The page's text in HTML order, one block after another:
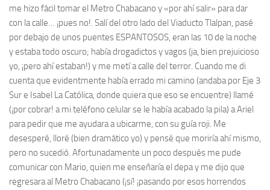
me hizo fácil tomar el Metro Chabacano y «por ahí salir» para dar
con la calle… ¡pues no!. Salí del otro lado del Viaducto Tlalpan, pasé
por debajo de unos puentes ESPANTOSOS, eran las 10 de la noche
y estaba todo oscuro; había drogadictos y vagos (ja, bien prejuicioso
yo, ¡pero ahí estaban!) y me metí a calle del terror. Cuando me di
cuenta que evidentmente había errado mi camino (andaba por Eje 3
Sur e Isabel La Católica, donde quiera que eso se encuentre) llamé
(¡por cobrar! a mi teléfono celular se le había acabado la pila) a Ariel
para pedir que me ayudara a ubicarme, con su guía roji. Me
desesperé, lloré (bien dramático yo) y pensé que moriría ahí mismo,
pero no sucedió. Afortunadamente un poco después me pude
comunicar con Mario, quien me enseñaría el depa y me dijo que
regresara al Metro Chabacano (¡sí! ¡pasando por esos horrendos